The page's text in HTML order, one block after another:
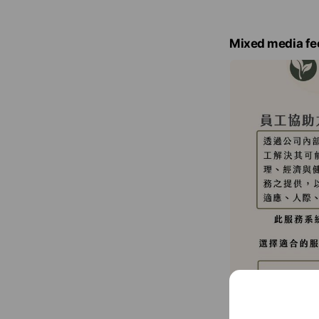
Mixed media